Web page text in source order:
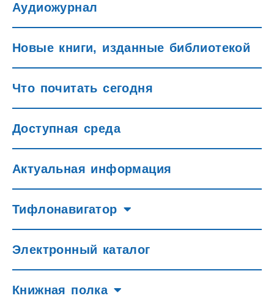
Аудиожурнал
Новые книги, изданные библиотекой
Что почитать сегодня
Доступная среда
Актуальная информация
Тифлонавигатор
Электронный каталог
Книжная полка